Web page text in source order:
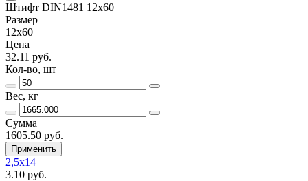
Штифт DIN1481 12х60
Размер
12х60
Цена
32.11 руб.
Кол-во, шт
Вес, кг
Сумма
1605.50 руб.
Применить
2,5х14
3.10 руб.